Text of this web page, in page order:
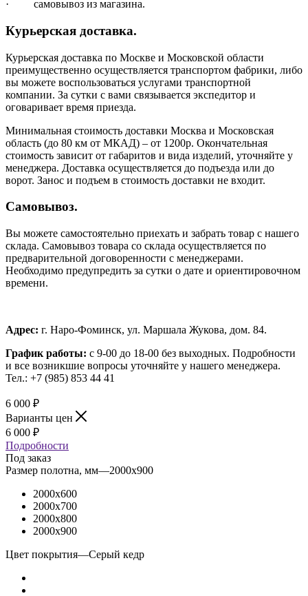
· самовывоз из магазина.
Курьерская доставка.
Курьерская доставка по Москве и Московской области
преимущественно осуществляется транспортом фабрики, либо
вы можете воспользоваться услугами транспортной
компании. За сутки с вами связывается экспедитор и
оговаривает время приезда.
Минимальная стоимость доставки Москва и Московская
область (до 80 км от МКАД) – от 1200р. Окончательная
стоимость зависит от габаритов и вида изделий, уточняйте у
менеджера. Доставка осуществляется до подъезда или до
ворот. Занос и подъем в стоимость доставки не входит.
Самовывоз.
Вы можете самостоятельно приехать и забрать товар с нашего
склада. Самовывоз товара со склада осуществляется по
предварительной договоренности с менеджерами.
Необходимо предупредить за сутки о дате и ориентировочном
времени.
Адрес: г. Наро-Фоминск, ул. Маршала Жукова, дом. 84.
График работы: с 9-00 до 18-00 без выходных. Подробности
и все возникшие вопросы уточняйте у нашего менеджера.
Тел.: +7 (985) 853 44 41
6 000 ₽
Варианты цен
6 000 ₽
Подробности
Под заказ
Размер полотна, мм—2000x900
2000x600
2000x700
2000x800
2000x900
Цвет покрытия—Серый кедр